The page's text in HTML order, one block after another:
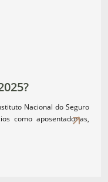
Nacional do Seguro
como aposentadorias,